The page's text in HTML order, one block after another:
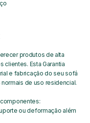
produtos de alta
clientes. Esta Garantia
e fabricação do seu sofá
de uso residencial.
ou deformação além